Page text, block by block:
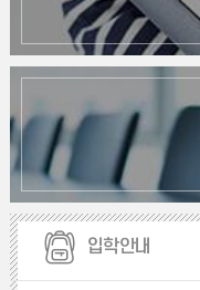
입학안내